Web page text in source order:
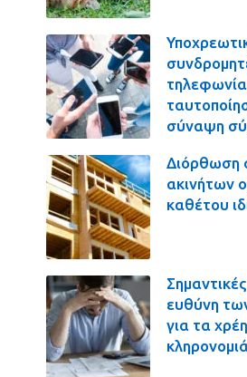
σύναψη
Διόρθωση
ακινήτων
καθέτου
ευθύνη
για τα